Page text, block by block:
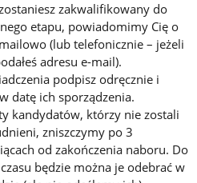
zakwalifikowany do
etapu, powiadomimy Cię o
(lub telefonicznie – jeżeli
adresu e-mail).
podpisz odręcznie i
datę ich sporządzenia.
kandydatów, którzy nie zostali
zniszczymy po 3
od zakończenia naboru. Do
będzie można je odebrać w